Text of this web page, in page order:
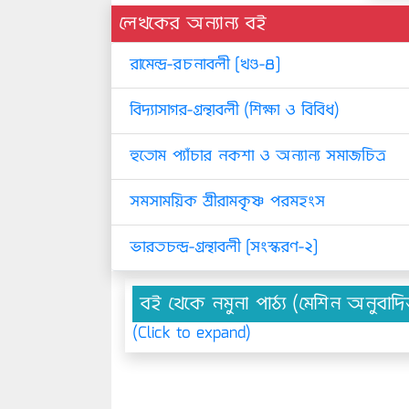
লেখকের অন্যান্য বই
রামেন্দ্র-রচনাবলী [খণ্ড-৪]
বিদ্যাসাগর-গ্রন্থাবলী (শিক্ষা ও বিবিধ)
হুতোম প্যাঁচার নকশা ও অন্যান্য সমাজচিত্র
সমসাময়িক শ্রীরামকৃষ্ণ পরমহংস
ভারতচন্দ্র-গ্রন্থাবলী [সংস্করণ-২]
বই থেকে নমুনা পাঠ্য (মেশিন
(Click to expand)